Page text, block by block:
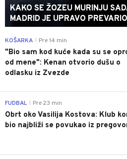
KAKO SE ŽOZEU MURINJU
MADRID JE UPRAVO
KOŠARKA Pre 14 min
"Bio sam kod kuće kada su se
od mene": Kenan otvorio dušu o
odlasku iz Zvezde
FUDBAL Pre 23 min
Obrt oko Vasilija Kostova: Klub
bio najbliži se povukao iz